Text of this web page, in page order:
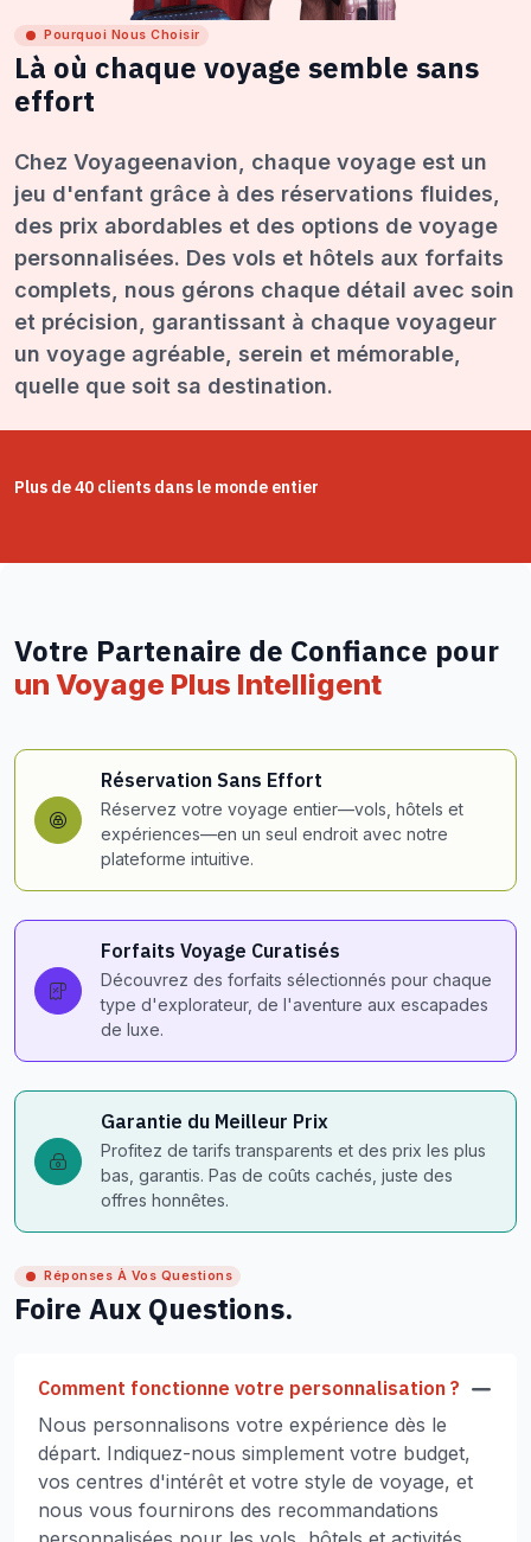
Pourquoi Nous Choisir
Là où chaque voyage semble sans
effort
Chez Voyageenavion, chaque voyage est un
jeu d'enfant grâce à des réservations fluides,
des prix abordables et des options de voyage
personnalisées. Des vols et hôtels aux forfaits
complets, nous gérons chaque détail avec soin
et précision, garantissant à chaque voyageur
un voyage agréable, serein et mémorable,
quelle que soit sa destination.
Plus de 40 clients dans le monde entier
Votre Partenaire de Confiance pour
un Voyage Plus Intelligent
Réservation Sans Effort
Réservez votre voyage entier—vols, hôtels et
expériences—en un seul endroit avec notre
plateforme intuitive.
Forfaits Voyage Curatisés
Découvrez des forfaits sélectionnés pour chaque
type d'explorateur, de l'aventure aux escapades
de luxe.
Garantie du Meilleur Prix
Profitez de tarifs transparents et des prix les plus
bas, garantis. Pas de coûts cachés, juste des
offres honnêtes.
Réponses À Vos Questions
Foire Aux Questions.
Comment fonctionne votre personnalisation ?
Nous personnalisons votre expérience dès le
départ. Indiquez-nous simplement votre budget,
vos centres d'intérêt et votre style de voyage, et
nous vous fournirons des recommandations